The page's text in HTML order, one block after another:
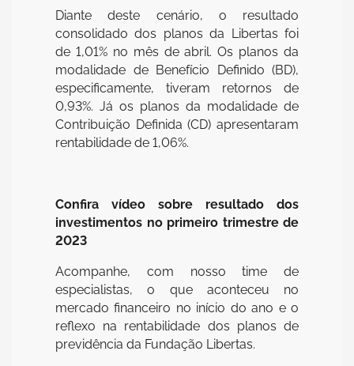
Diante deste cenário, o resultado
consolidado dos planos da Libertas foi
de 1,01% no mês de abril. Os planos da
modalidade de Benefício Definido (BD),
especificamente, tiveram retornos de
0,93%. Já os planos da modalidade de
Contribuição Definida (CD) apresentaram
rentabilidade de 1,06%.
Confira vídeo sobre resultado dos
investimentos no primeiro trimestre de
2023
Acompanhe, com nosso time de
especialistas, o que aconteceu no
mercado financeiro no início do ano e o
reflexo na rentabilidade dos planos de
previdência da Fundação Libertas.